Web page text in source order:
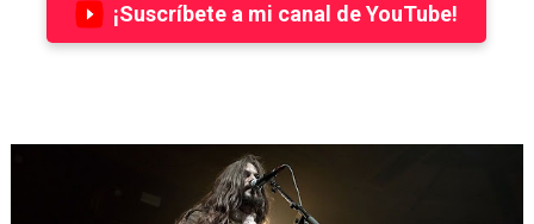
¡Suscríbete a mi canal de YouTube!